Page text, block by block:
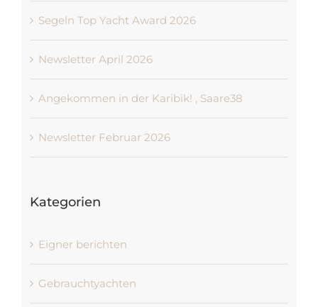
Segeln Top Yacht Award 2026
Newsletter April 2026
Angekommen in der Karibik! , Saare38
Newsletter Februar 2026
Kategorien
Eigner berichten
Gebrauchtyachten